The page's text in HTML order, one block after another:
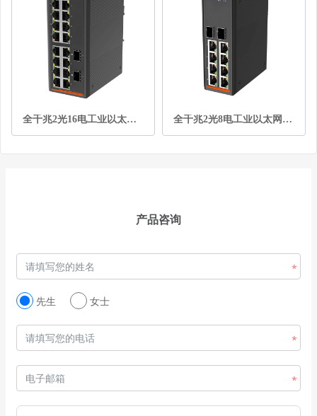
全千兆2光16电工业以太网交换机 全千兆2光8电工业以太网交换机
产品咨询
先生 女士